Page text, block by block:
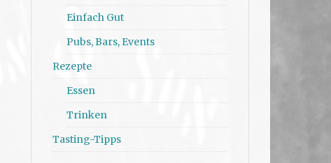
Einfach Gut
Pubs, Bars, Events
Rezepte
Essen
Trinken
Tasting-Tipps